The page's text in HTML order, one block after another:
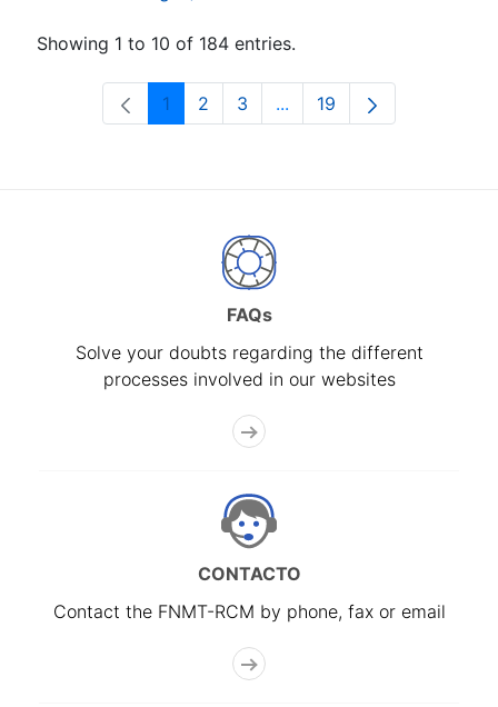
Showing 1 to 10 of 184 entries.
Page
1 Page
2 Page
3 ...Intermediate Pages Use
Page
19
FAQs
Solve your doubts regarding the different
processes involved in our websites
CONTACTO
Contact the FNMT-RCM by phone, fax or email